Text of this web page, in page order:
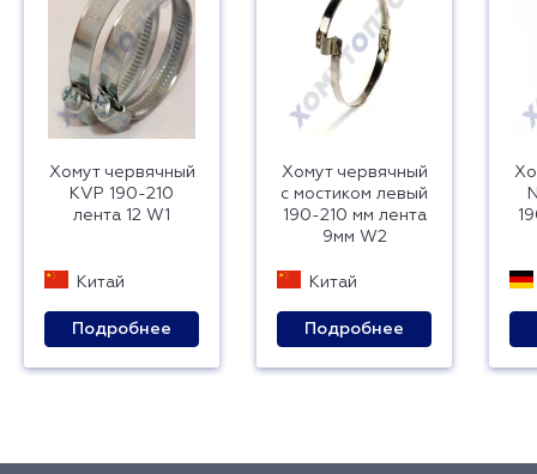
Хомут червячный
KVP 190-210
лента 12 W1
Китай
Подробнее
Хомут червячный
с мостиком левый
190-210 мм лента
9мм W2
Китай
Подробнее